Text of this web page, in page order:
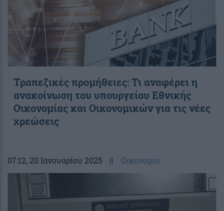
Τραπεζικές προμήθειες: Τι αναφέρει η
ανακοίνωση του υπουργείου Εθνικής
Οικονομίας και Οικονομικών για τις νέες
χρεώσεις
07:12, 20 Ιανουαρίου 2025 || Οικονομία